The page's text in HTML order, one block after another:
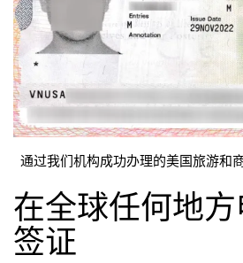
通过我们机构成功办理的美国旅游和
在全球任何地
签证